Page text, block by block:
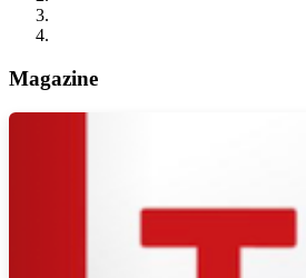
Magazine